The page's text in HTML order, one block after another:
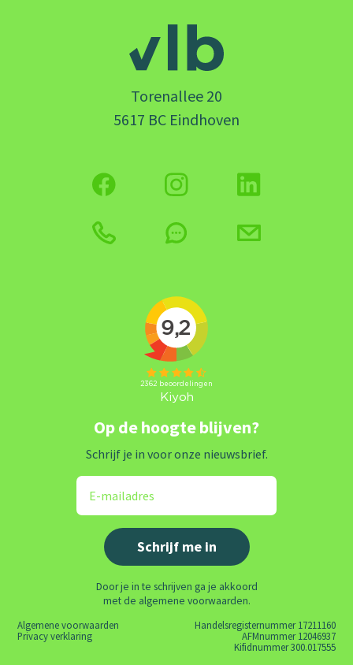
Torenallee 20
5617 BC Eindhoven
Op de hoogte blijven?
Schrijf je in voor onze nieuwsbrief.
Door je in te schrijven ga je akkoord
met de algemene voorwaarden.
Algemene voorwaarden
Privacy verklaring
Handelsregisternummer 17211160
AFMnummer 12046937
Kifidnummer 300.017555